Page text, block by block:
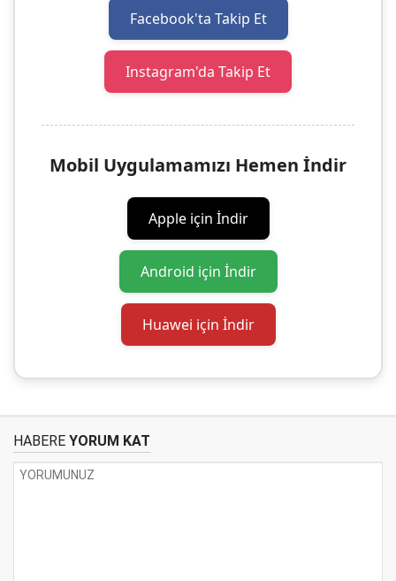
Facebook'ta Takip Et
Instagram'da Takip Et
Mobil Uygulamamızı Hemen İndir
Apple için İndir
Android için İndir
Huawei için İndir
HABERE YORUM KAT